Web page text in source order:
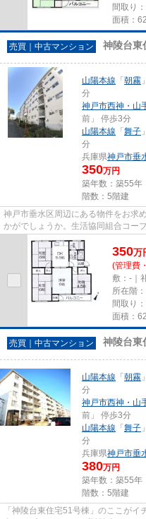
間取り
面積：
売買｜中古マンション 神陵台
山陽本線 「 朝霧
分
神戸市西神・山
前」 停歩3分
山陽本線 「 舞子
分
兵庫県神戸市垂
350万円
築年数：築55年
階数：5階建
神戸市垂水区周辺にある物件をお
かがでしょうか。生活協同組合コー
ションにどんな人が住んでいる...
350万
(管理費
敷：-｜
所在階
間取り
面積：
売買｜中古マンション 神陵台東
山陽本線 「 朝霧
分
神戸市西神・山
前」 停歩3分
山陽本線 「 舞子
分
兵庫県神戸市垂
380万円
築年数：築55年
階数：5階建
「神陵台東住宅51号棟」のここが